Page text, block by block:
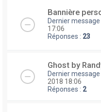
Bannière
Dernier
17:06
Réponses : 23
Ghost by
Dernier
2018 18:06
Réponses : 2